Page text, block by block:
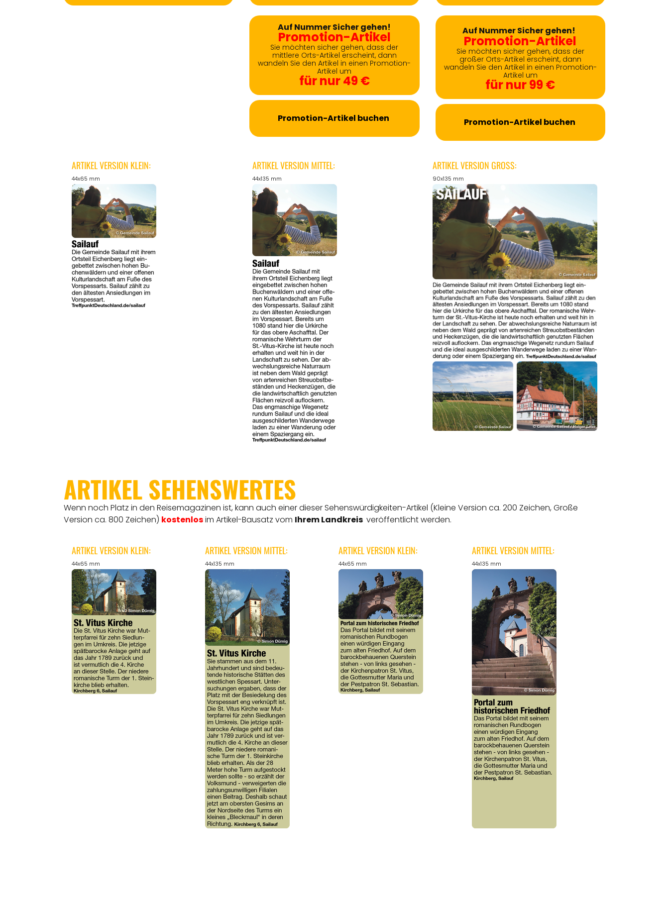
Auf Nummer Sicher gehen!
Promotion-Artikel
Sie möchten sicher gehen, dass der
mittlere Orts-Artikel erscheint, dann
wandeln Sie den Artikel in einen Promotion-
Artikel um
für nur 49 €
Promotion-Artikel buchen
Auf Nummer Sicher gehen!
Promotion-Artikel
Sie möchten sicher gehen, dass der
großer Orts-Artikel erscheint, dann
wandeln Sie den Artikel in einen Promotion-
Artikel um
für nur 99 €
Promotion-Artikel buchen
ARTIKEL VERSION KLEIN:
44x65 mm
ARTIKEL VERSION MITTEL:
44x135 mm
ARTIKEL VERSION GROSS:
90x135 mm
ARTIKEL SEHENSWERTES
Wenn noch Platz in den Reisemagazinen ist, kann auch einer dieser Sehenswürdigkeiten-Artikel (Kleine Version ca. 200 Zeichen, Große
Version ca. 800 Zeichen) kostenlosim Artikel-Bausatz vom Ihrem Landkreis veröffentlicht werden.
ARTIKEL VERSION KLEIN:
44x65 mm
ARTIKEL VERSION MITTEL:
44x135 mm
ARTIKEL VERSION KLEIN:
44x65 mm
ARTIKEL VERSION MITTEL:
44x135 mm